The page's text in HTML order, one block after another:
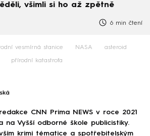
všimli si ho až zpětně
6 min čtení
vesmírná stanice NASA asteroid
přírodní katastrofa
CNN Prima NEWS v roce 2021
na Vyšší odborné škole publicistiky.
krimi tématice a spotřebitelským